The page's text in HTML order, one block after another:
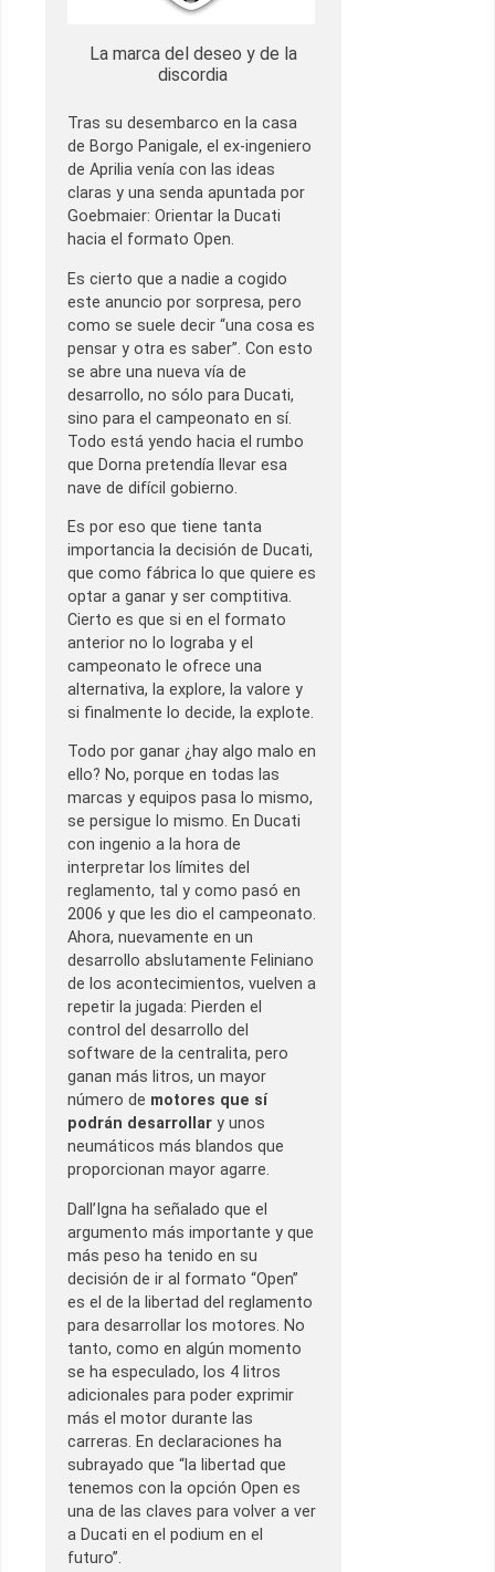
La marca del deseo y de la
discordia
Tras su desembarco en la casa
de Borgo Panigale, el ex-ingeniero
de Aprilia venía con las ideas
claras y una senda apuntada por
Goebmaier: Orientar la Ducati
hacia el formato Open.
Es cierto que a nadie a cogido
este anuncio por sorpresa, pero
como se suele decir “una cosa es
pensar y otra es saber”. Con esto
se abre una nueva vía de
desarrollo, no sólo para Ducati,
sino para el campeonato en sí.
Todo está yendo hacia el rumbo
que Dorna pretendía llevar esa
nave de difícil gobierno.
Es por eso que tiene tanta
importancia la decisión de Ducati,
que como fábrica lo que quiere es
optar a ganar y ser comptitiva.
Cierto es que si en el formato
anterior no lo lograba y el
campeonato le ofrece una
alternativa, la explore, la valore y
si finalmente lo decide, la explote.
Todo por ganar ¿hay algo malo en
ello? No, porque en todas las
marcas y equipos pasa lo mismo,
se persigue lo mismo. En Ducati
con ingenio a la hora de
interpretar los límites del
reglamento, tal y como pasó en
2006 y que les dio el campeonato.
Ahora, nuevamente en un
desarrollo abslutamente Feliniano
de los acontecimientos, vuelven a
repetir la jugada: Pierden el
control del desarrollo del
software de la centralita, pero
ganan más litros, un mayor
número de motores que sí
podrán desarrollar y unos
neumáticos más blandos que
proporcionan mayor agarre.
Dall’Igna ha señalado que el
argumento más importante y que
más peso ha tenido en su
decisión de ir al formato “Open”
es el de la libertad del reglamento
para desarrollar los motores. No
tanto, como en algún momento
se ha especulado, los 4 litros
adicionales para poder exprimir
más el motor durante las
carreras. En declaraciones ha
subrayado que “la libertad que
tenemos con la opción Open es
una de las claves para volver a ver
a Ducati en el podium en el
futuro”.